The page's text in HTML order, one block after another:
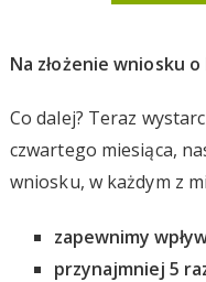
Na złożenie wniosku
Co dalej? Teraz
czwartego miesiąca,
wniosku, w każdym z
zapewnimy
przynajmniej 5